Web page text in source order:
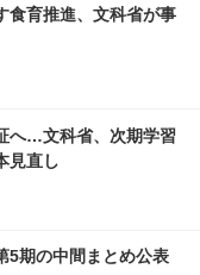
食育推進、文科省が事
へ…文科省、次期学習
見直し
5期の中間まとめ公表